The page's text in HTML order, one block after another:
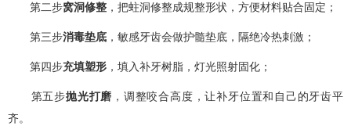
第二步窝洞修整 ，把蛀洞修整成规整形状，方便材料贴合固定；
第三步消毒垫底 ，敏感牙齿会做护髓垫底，隔绝冷热刺激；
第四步充填塑形 ，填入补牙树脂，灯光照射固化；
第五步抛光打磨 ，调整咬合高度，让补牙位置和自己的牙齿平
齐。